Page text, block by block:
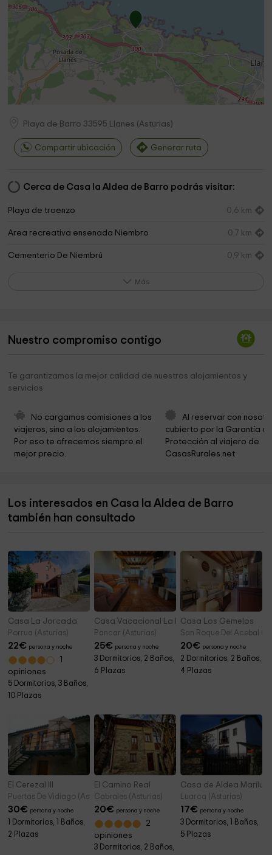
Playa de Barro 33595 Llanes (Asturias)
Compartir ubicación Generar ruta
Cerca de Casa la Aldea de Barro podrás visitar:
Playa de troenzo 0,6 km
Area recreativa ensenada Niembro 0,7 km
Cementerio De Niembrú 0,9 km
Capilla 2,4 km
Aparcamiento 2,9 km
Iglesia de San Julián de Porrúa 3,1 km
3,1 km
Cementerio Parroquial de Posada - Llanes
Más
Nuestro compromiso contigo
Te garantizamos la mejor calidad de nuestros alojamientos y
servicios
No cargamos comisiones a los
viajeros, sino a los alojamientos.
Por eso te ofrecemos siempre el
mejor precio.
Al reservar con
cubierto por la Garantía
Protección al viajero de
CasasRurales.net
Los interesados en Casa la Aldea de Barro
también han consultado
Casa La Jorcada
Porrua (Asturias)
22€ persona y noche
opiniones
5 Dormitorios, 3 Baños,
10 Plazas
Casa Vacacional La Encina
Pancar (Asturias)
25€ persona y noche
3 Dormitorios, 2 Baños,
6 Plazas
Casa Los Gemelos
San Roque Del Acebal
20€ persona y noche
2 Dormitorios, 2 Baños,
4 Plazas
El Cerezal III
Puertas De Vidiago (Asturias)
30€ persona y noche
1 Dormitorios, 1 Baños,
2 Plazas
El Camino Real
Cabrales (Asturias)
20€ persona y noche
2
opiniones
3 Dormitorios, 2 Baños,
Casa de Aldea Mariluz
Luarca (Asturias)
17€ persona y noche
3 Dormitorios, 1 Baños,
5 Plazas